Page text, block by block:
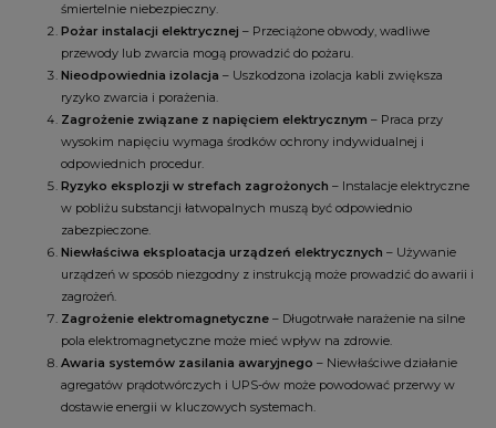
śmiertelnie niebezpieczny.
Pożar instalacji elektrycznej – Przeciążone obwody, wadliwe
przewody lub zwarcia mogą prowadzić do pożaru.
Nieodpowiednia izolacja – Uszkodzona izolacja kabli zwiększa
ryzyko zwarcia i porażenia.
Zagrożenie związane z napięciem elektrycznym – Praca przy
wysokim napięciu wymaga środków ochrony indywidualnej i
odpowiednich procedur.
Ryzyko eksplozji w strefach zagrożonych – Instalacje elektryczne
w pobliżu substancji łatwopalnych muszą być odpowiednio
zabezpieczone.
Niewłaściwa eksploatacja urządzeń elektrycznych – Używanie
urządzeń w sposób niezgodny z instrukcją może prowadzić do awarii i
zagrożeń.
Zagrożenie elektromagnetyczne – Długotrwałe narażenie na silne
pola elektromagnetyczne może mieć wpływ na zdrowie.
Awaria systemów zasilania awaryjnego – Niewłaściwe działanie
agregatów prądotwórczych i UPS-ów może powodować przerwy w
dostawie energii w kluczowych systemach.